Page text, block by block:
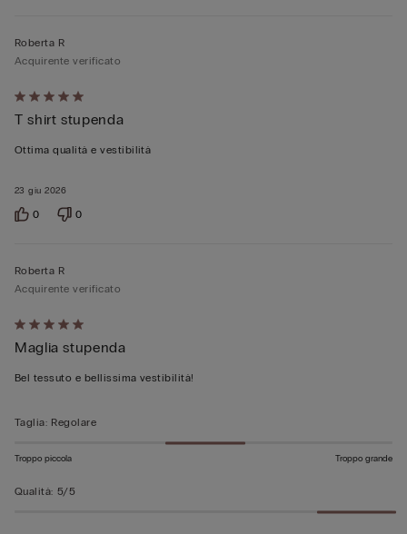
Valutato
5
su
23 giu 2026
Roberta R
Acquirente verificato
T shirt stupenda
Ottima qualità e vestibilità
0 0
Valutato
5
su
Roberta R
Acquirente verificato
Maglia stupenda
Bel tessuto e bellissima vestibilità!
Taglia: Regolare
Troppo piccola Troppo grande
Qualità: 5/5